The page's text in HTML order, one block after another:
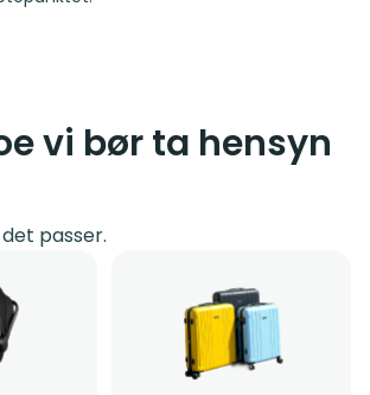
vi bør ta hensyn
passer.